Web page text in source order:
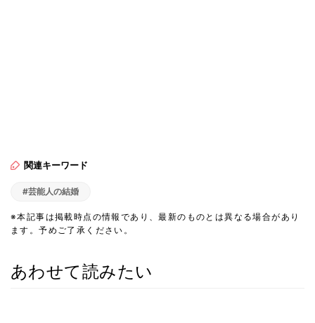
関連キーワード
#芸能人の結婚
※本記事は掲載時点の情報であり、最新のものとは異なる場合があり
ます。予めご了承ください。
あわせて読みたい